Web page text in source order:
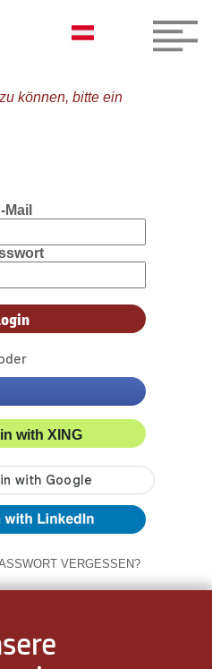
können, bitte ein
Mail
with XING
VERGESSEN?